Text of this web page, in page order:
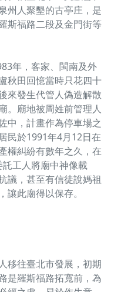
州人聚墾的古亭庄，是
斯福路二段及金門街等
年，客家、閩南及外
秋田回憶當時只花四十
來發生代管人偽造解散
。廟地被周姓前管理人
中，計畫作為停車場之
民於1991年4月12日在
權糾紛有數年之久，在
工人將廟中神像載
議，甚至有信徒說媽祖
此廟得以保存。
移往臺北市發展，初期
是羅斯福路拓寬前，為